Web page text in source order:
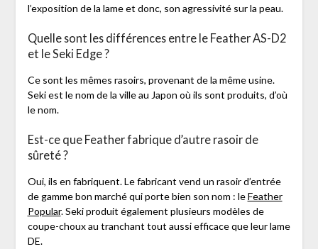
l’exposition de la lame et donc, son agressivité sur la peau.
Quelle sont les différences entre le Feather AS-D2
et le Seki Edge ?
Ce sont les mêmes rasoirs, provenant de la même usine.
Seki est le nom de la ville au Japon où ils sont produits, d’où
le nom.
Est-ce que Feather fabrique d’autre rasoir de
sûreté ?
Oui, ils en fabriquent. Le fabricant vend un rasoir d’entrée
de gamme bon marché qui porte bien son nom : leFeather
Popular. Seki produit également plusieurs modèles de
coupe-choux au tranchant tout aussi efficace que leur lame
DE.